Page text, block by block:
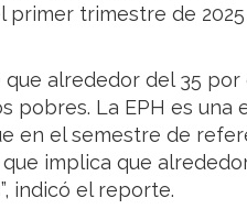
primer trimestre de
que alrededor del 35
pobres. La EPH es
en el semestre de
implica que
indicó el reporte.